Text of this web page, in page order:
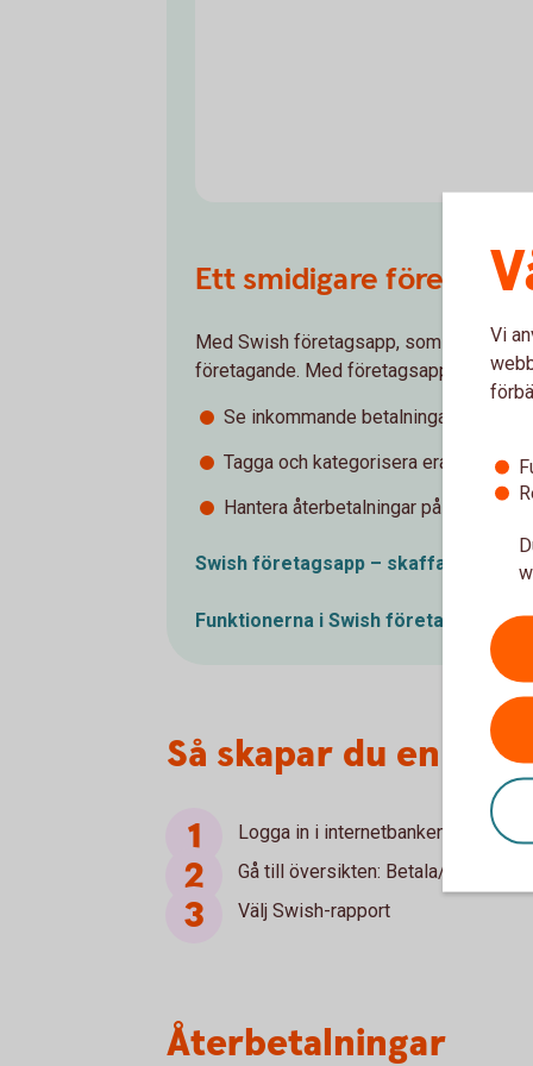
Ett smidigare
Med Swish företagsapp, som är ett
företagande. Med företagsappen kan ni
Se inkommande betalningar i realtid.
Tagga och kategorisera era
Hantera återbetalningar på ett
Swish företagsapp – skaffa appen
Funktionerna i Swish företagsapp –
Så skapar du en
Logga in i internetbanken
Gå till översikten: Betala/överföra
Välj Swish-rapport
Återbetalningar
Vi